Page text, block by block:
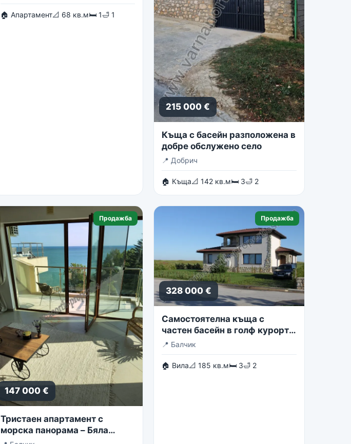
🏠 Апартамент📐 68 кв.м🛏 1🛁 1
215 000 €
Къща с басейн разположена в
добре обслужено село
📍 Добрич
🏠 Къща📐 142 кв.м🛏 3🛁 2
Продажба
147 000 €
Тристаен апартамент с
морска панорама – Бяла
Лагуна, комплекс Golf Coast
Продажба
328 000 €
Самостоятелна къща с
частен басейн в голф курорта
Блексирама
📍 Балчик
🏠 Вила📐 185 кв.м🛏 3🛁 2